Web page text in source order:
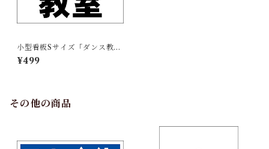
小型看板Sサイズ「ダンス教室
（黒字）」 屋外可【スクー
ル・教室・塾】
¥499
その他の商品